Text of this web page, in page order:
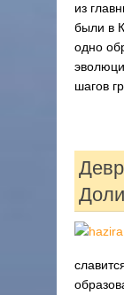
из
были в
одно
шагов